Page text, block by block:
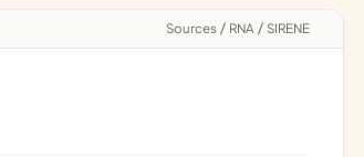
Sources / RNA / SIRENE